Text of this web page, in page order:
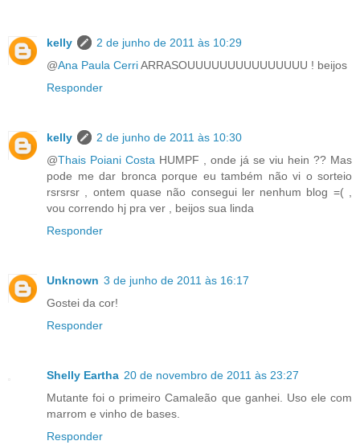
kelly
2 de junho de 2011 às 10:29
@Ana Paula CerriARRASOUUUUUUUUUUUUUUU ! beijos
Responder
kelly
2 de junho de 2011 às 10:30
@Thais Poiani Costa HUMPF , onde já se viu hein ?? Mas
pode me dar bronca porque eu também não vi o sorteio
rsrsrsr , ontem quase não consegui ler nenhum blog =( ,
vou correndo hj pra ver , beijos sua linda
Responder
Unknown 3 de junho de 2011 às 16:17
Gostei da cor!
Responder
Shelly Eartha 20 de novembro de 2011 às 23:27
Mutante foi o primeiro Camaleão que ganhei. Uso ele com
marrom e vinho de bases.
Responder